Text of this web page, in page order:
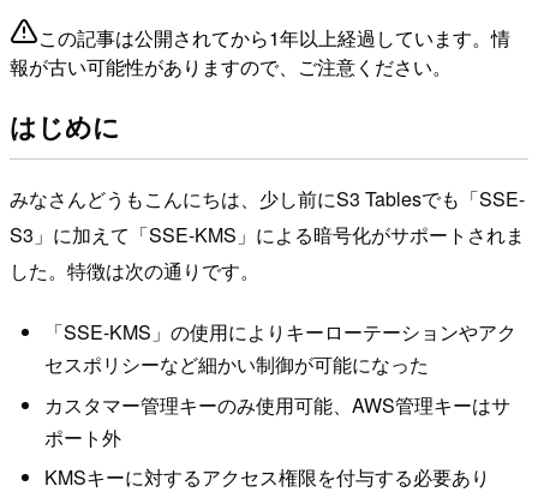
この記事は公開されてから1年以上経過しています。情
報が古い可能性がありますので、ご注意ください。
はじめに
みなさんどうもこんにちは、少し前にS3 Tablesでも「SSE-
S3」に加えて「SSE-KMS」による暗号化がサポートされま
した。特徴は次の通りです。
「SSE-KMS」の使用によりキーローテーションやアク
セスポリシーなど細かい制御が可能になった
カスタマー管理キーのみ使用可能、AWS管理キーはサ
ポート外
KMSキーに対するアクセス権限を付与する必要あり